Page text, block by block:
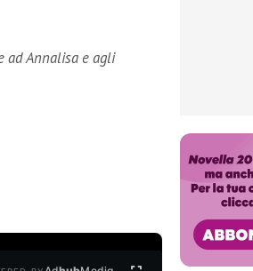
ad Annalisa e agli